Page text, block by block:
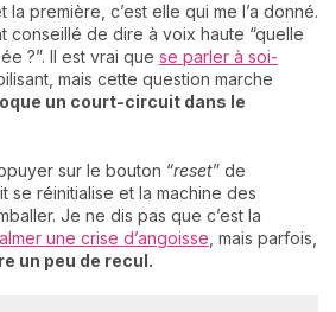
la première, c’est elle qui me l’a donné.
conseillé de dire à voix haute “quelle
?”. Il est vrai que se parler à soi-
mais cette question marche
un court-circuit dans le
sur le bouton “reset” de
se réinitialise et la machine des
Je ne dis pas que c’est la
une crise d’angoisse , mais parfois,
un peu de recul.